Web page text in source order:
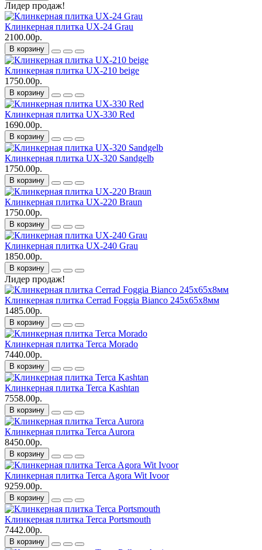
Лидер продаж!
Клинкерная плитка UX-24 Grau
2100.00р.
В корзину
Клинкерная плитка UX-210 beige
1750.00р.
В корзину
Клинкерная плитка UX-330 Red
1690.00р.
В корзину
Клинкерная плитка UX-320 Sandgelb
1750.00р.
В корзину
Клинкерная плитка UX-220 Braun
1750.00р.
В корзину
Клинкерная плитка UX-240 Grau
1850.00р.
В корзину
Лидер продаж!
Клинкерная плитка Cerrad Foggia Bianco 245х65х8мм
1485.00р.
В корзину
Клинкерная плитка Terca Morado
7440.00р.
В корзину
Клинкерная плитка Terca Kashtan
7558.00р.
В корзину
Клинкерная плитка Terca Aurora
8450.00р.
В корзину
Клинкерная плитка Terca Agora Wit Ivoor
9259.00р.
В корзину
Клинкерная плитка Terca Portsmouth
7442.00р.
В корзину